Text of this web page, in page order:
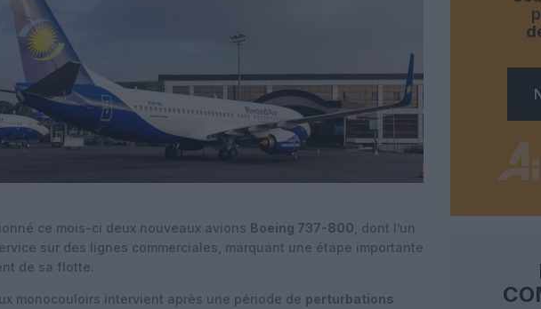
ce mois-ci deux nouveaux avions Boeing 737-800 , dont l’un
sur des lignes commerciales, marquant une étape importante
de sa flotte.
monocouloirs intervient après une période de perturbations